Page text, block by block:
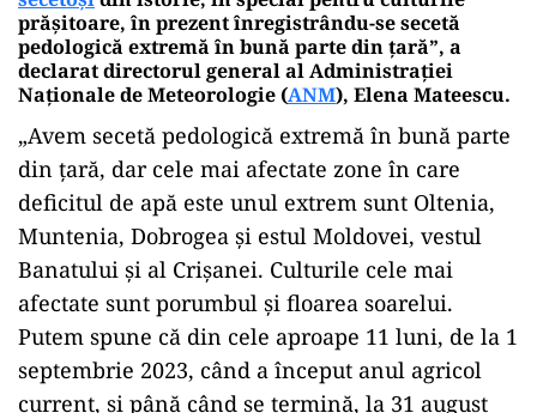
prăşitoare, în prezent înregistrându-se secetă
pedologică extremă în bună parte din ţară”, a
declarat directorul general al Administraţiei
Naţionale de Meteorologie (ANM), Elena Mateescu.
„Avem secetă pedologică extremă în bună parte
din ţară, dar cele mai afectate zone în care
deficitul de apă este unul extrem sunt Oltenia,
Muntenia, Dobrogea şi estul Moldovei, vestul
Banatului şi al Crişanei. Culturile cele mai
afectate sunt porumbul şi floarea soarelui.
Putem spune că din cele aproape 11 luni, de la 1
septembrie 2023, când a început anul agricol
current, şi până când se termină, la 31 august